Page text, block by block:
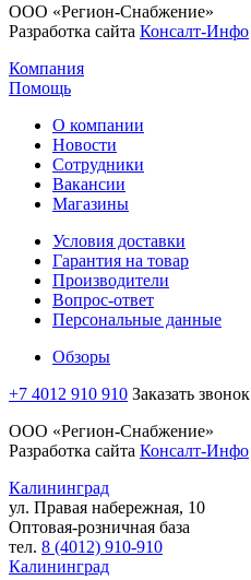
ООО «Регион-Снабжение»
Разработка сайта Консалт-Инфо
Компания
Помощь
О компании
Новости
Сотрудники
Вакансии
Магазины
Условия доставки
Гарантия на товар
Производители
Вопрос-ответ
Персональные данные
Обзоры
+7 4012 910 910 Заказать звонок
ООО «Регион-Снабжение»
Разработка сайта Консалт-Инфо
Калининград
ул. Правая набережная, 10
Оптовая-розничная база
тел. 8 (4012) 910-910
Калининград